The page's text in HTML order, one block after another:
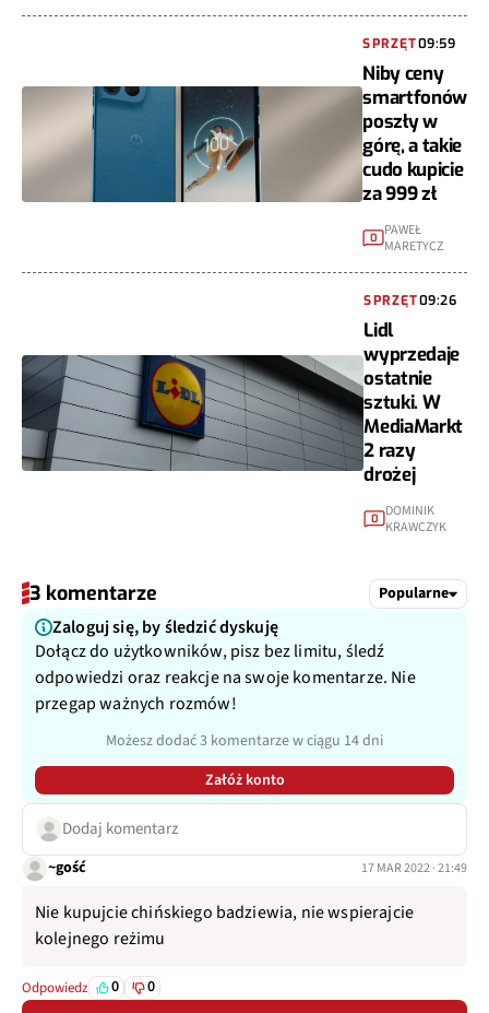
SPRZĘT09:59
Niby ceny
smartfonów
poszły w
górę, a takie
cudo kupicie
za 999 zł
0
PAWEŁ
MARETYCZ
SPRZĘT09:26
Lidl
wyprzedaje
ostatnie
sztuki. W
MediaMarkt
2 razy
drożej
0
DOMINIK
KRAWCZYK
3 komentarze Popularne
Zaloguj się, by śledzić dyskuję
Dołącz do użytkowników, pisz bez limitu, śledź
odpowiedzi oraz reakcje na swoje komentarze. Nie
przegap ważnych rozmów!
Możesz dodać 3 komentarze w ciągu 14 dni
Załóż konto
Dodaj komentarz
~gość 17 MAR 2022 · 21:49
Nie kupujcie chińskiego badziewia, nie wspierajcie
kolejnego reżimu
Odpowiedz 0 0